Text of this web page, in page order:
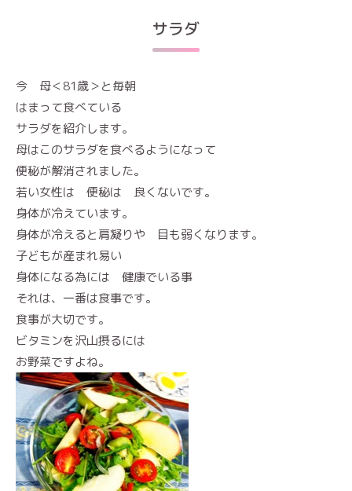
サラダ
今 母＜81歳＞と毎朝
はまって食べている
サラダを紹介します。
母はこのサラダを食べるようになって
便秘が解消されました。
若い女性は 便秘は 良くないです。
身体が冷えています。
身体が冷えると肩凝りや 目も弱くなります。
子どもが産まれ易い
身体になる為には 健康でいる事
それは、一番は食事です。
食事が大切です。
ビタミンを沢山摂るには
お野菜ですよね。